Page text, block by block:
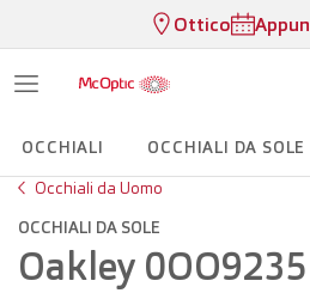
Ottico
OCCHIALI OCCHIALI DA SOLE
Occhiali da Uomo
OCCHIALI DA SOLE
Oakley 0OO9235